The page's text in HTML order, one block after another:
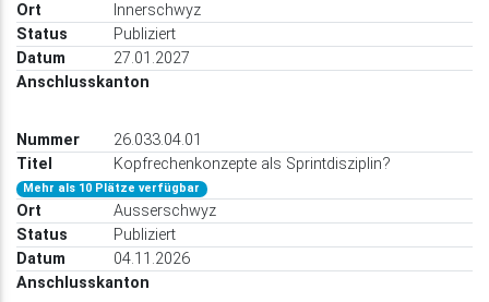
Innerschwyz
Publiziert
27.01.2027
26.033.04.01
Kopfrechenkonzepte als Sprintdisziplin?
Mehr als 10 Plätze verfügbar
Ausserschwyz
Publiziert
04.11.2026